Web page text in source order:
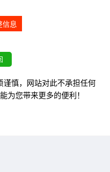
信息
慎，网站对此不承担任何
为您带来更多的便利！